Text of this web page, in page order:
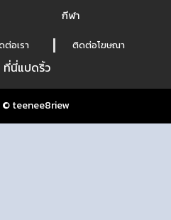
กีฬา
ต่อเรา ติดต่อโฆษณา
ที่นี่แปดริ้ว
teenee8riew